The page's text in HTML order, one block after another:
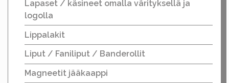
Lapaset / käsineet omalla värityksellä ja
logolla
Lippalakit
Liput / Faniliput / Banderollit
Magneetit jääkaappi